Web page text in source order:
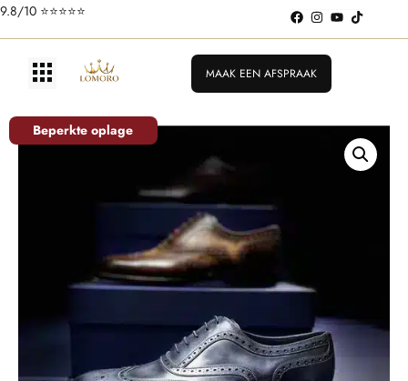
9.8/10 ⭐️⭐️⭐️⭐️⭐️
MAAK EEN AFSPRAAK
Beperkte oplage